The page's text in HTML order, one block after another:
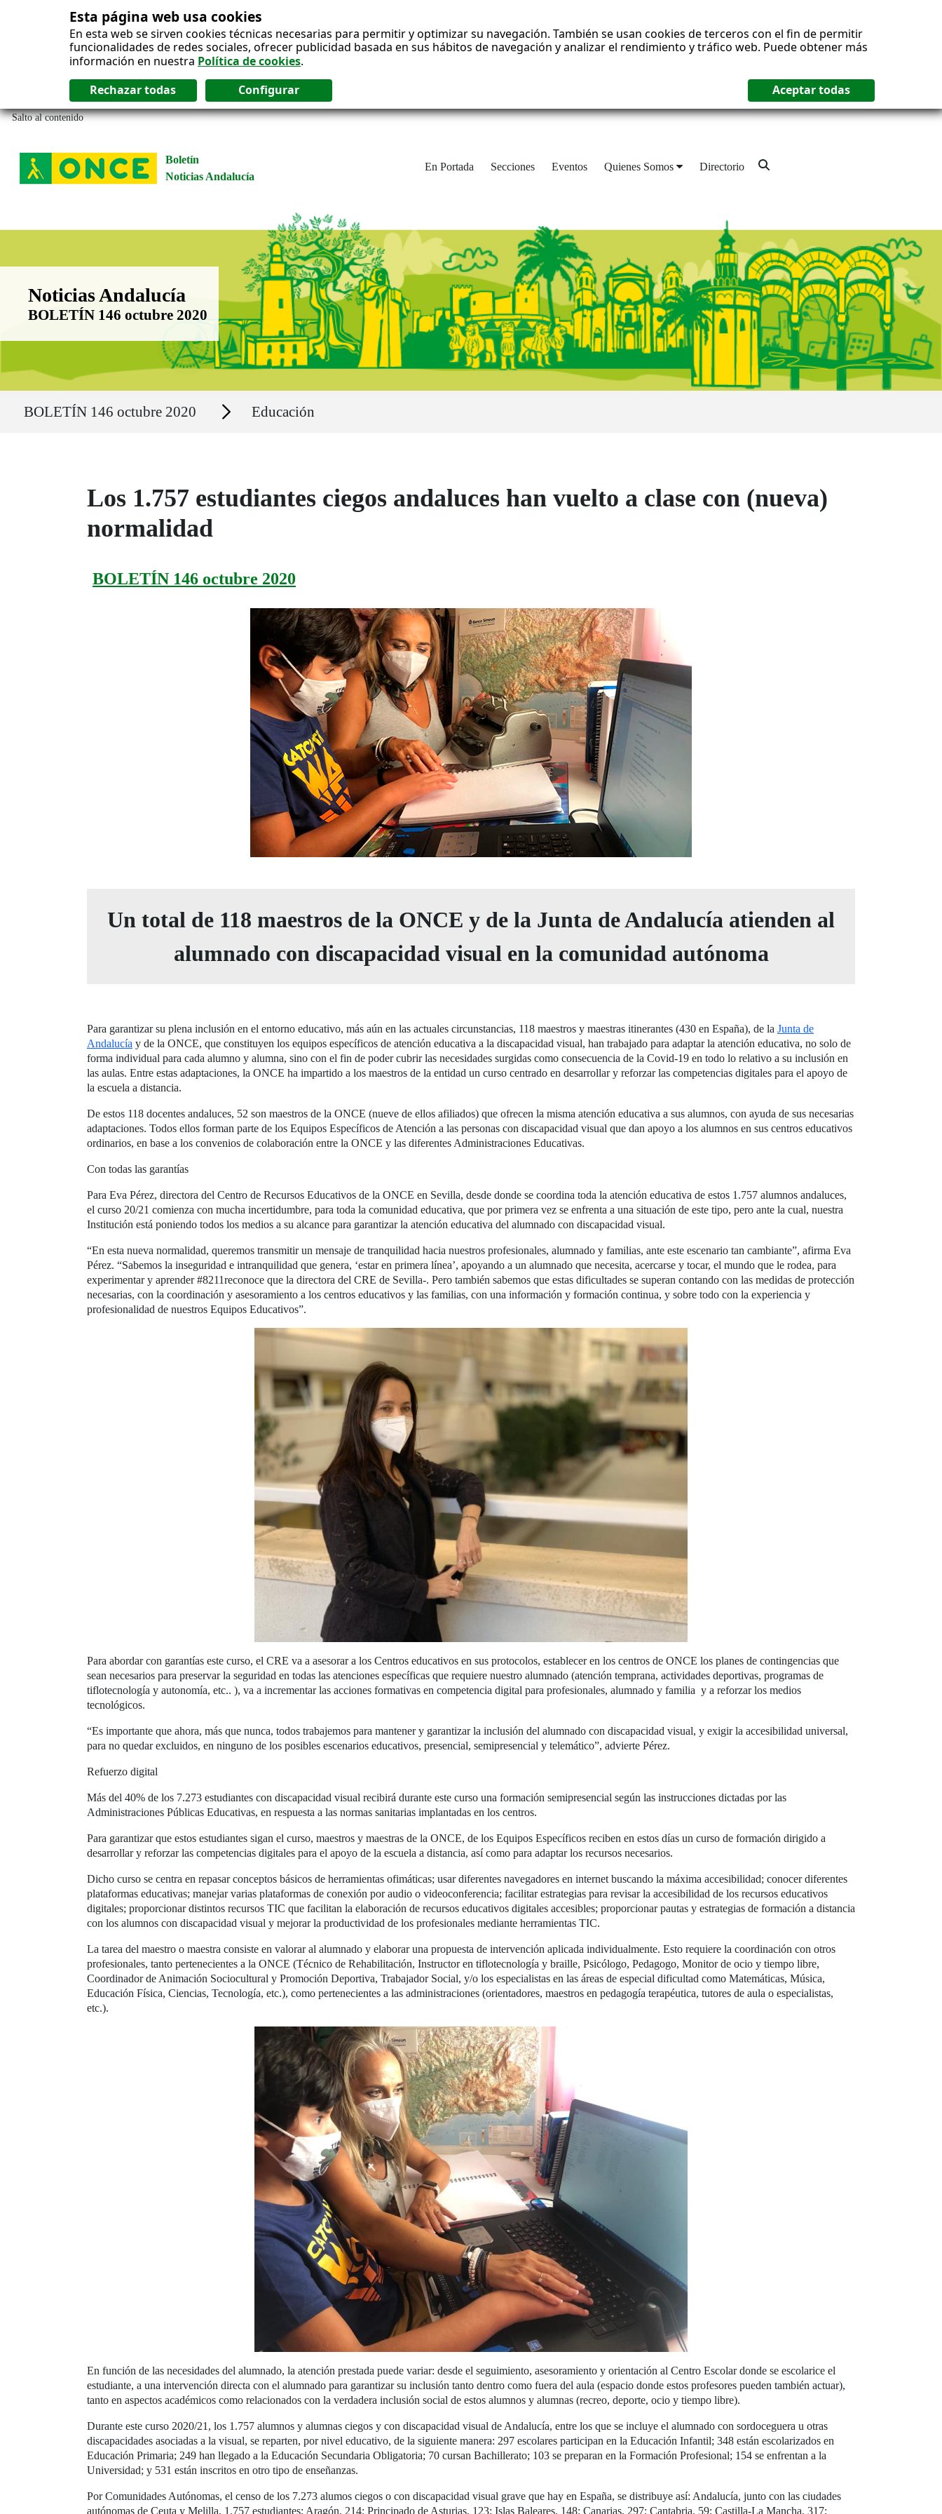
Esta página web usa cookies
En esta web se sirven cookies técnicas necesarias para permitir y optimizar su navegación. También se usan cookies de terceros con el fin de permitir
funcionalidades de redes sociales, ofrecer publicidad basada en sus hábitos de navegación y analizar el rendimiento y tráfico web. Puede obtener más
información en nuestra Política de cookies.
Salto al contenido
Boletín
Noticias Andalucía
En Portada Secciones Eventos Quienes Somos Directorio
Boletín Noticias Andalucía
Noticias Andalucía
BOLETÍN 146 octubre 2020
BOLETÍN 146 octubre 2020 Secciones Educación
Los 1.757 estudiantes ciegos andaluces han vuelto a clase con (nueva)
normalidad
BOLETÍN 146 octubre 2020
Un total de 118 maestros de la ONCE y de la Junta de Andalucía atienden al
alumnado con discapacidad visual en la comunidad autónoma
Para garantizar su plena inclusión en el entorno educativo, más aún en las actuales circunstancias, 118 maestros y maestras itinerantes (430 en España), de la Junta de
Andalucía y de la ONCE, que constituyen los equipos específicos de atención educativa a la discapacidad visual, han trabajado para adaptar la atención educativa, no solo de
forma individual para cada alumno y alumna, sino con el fin de poder cubrir las necesidades surgidas como consecuencia de la Covid-19 en todo lo relativo a su inclusión en
las aulas. Entre estas adaptaciones, la ONCE ha impartido a los maestros de la entidad un curso centrado en desarrollar y reforzar las competencias digitales para el apoyo de
la escuela a distancia.
De estos 118 docentes andaluces, 52 son maestros de la ONCE (nueve de ellos afiliados) que ofrecen la misma atención educativa a sus alumnos, con ayuda de sus necesarias
adaptaciones. Todos ellos forman parte de los Equipos Específicos de Atención a las personas con discapacidad visual que dan apoyo a los alumnos en sus centros educativos
ordinarios, en base a los convenios de colaboración entre la ONCE y las diferentes Administraciones Educativas.
Con todas las garantías
Para Eva Pérez, directora del Centro de Recursos Educativos de la ONCE en Sevilla, desde donde se coordina toda la atención educativa de estos 1.757 alumnos andaluces,
el curso 20/21 comienza con mucha incertidumbre, para toda la comunidad educativa, que por primera vez se enfrenta a una situación de este tipo, pero ante la cual, nuestra
Institución está poniendo todos los medios a su alcance para garantizar la atención educativa del alumnado con discapacidad visual.
“En esta nueva normalidad, queremos transmitir un mensaje de tranquilidad hacia nuestros profesionales, alumnado y familias, ante este escenario tan cambiante”, afirma Eva
Pérez. “Sabemos la inseguridad e intranquilidad que genera, ‘estar en primera línea’, apoyando a un alumnado que necesita, acercarse y tocar, el mundo que le rodea, para
experimentar y aprender #8211reconoce que la directora del CRE de Sevilla-. Pero también sabemos que estas dificultades se superan contando con las medidas de protección
necesarias, con la coordinación y asesoramiento a los centros educativos y las familias, con una información y formación continua, y sobre todo con la experiencia y
profesionalidad de nuestros Equipos Educativos”.
Para abordar con garantías este curso, el CRE va a asesorar a los Centros educativos en sus protocolos, establecer en los centros de ONCE los planes de contingencias que
sean necesarios para preservar la seguridad en todas las atenciones específicas que requiere nuestro alumnado (atención temprana, actividades deportivas, programas de
tiflotecnología y autonomía, etc.. ), va a incrementar las acciones formativas en competencia digital para profesionales, alumnado y familia y a reforzar los medios
tecnológicos.
“Es importante que ahora, más que nunca, todos trabajemos para mantener y garantizar la inclusión del alumnado con discapacidad visual, y exigir la accesibilidad universal,
para no quedar excluidos, en ninguno de los posibles escenarios educativos, presencial, semipresencial y telemático”, advierte Pérez.
Refuerzo digital
Más del 40% de los 7.273 estudiantes con discapacidad visual recibirá durante este curso una formación semipresencial según las instrucciones dictadas por las
Administraciones Públicas Educativas, en respuesta a las normas sanitarias implantadas en los centros.
Para garantizar que estos estudiantes sigan el curso, maestros y maestras de la ONCE, de los Equipos Específicos reciben en estos días un curso de formación dirigido a
desarrollar y reforzar las competencias digitales para el apoyo de la escuela a distancia, así como para adaptar los recursos necesarios.
Dicho curso se centra en repasar conceptos básicos de herramientas ofimáticas; usar diferentes navegadores en internet buscando la máxima accesibilidad; conocer diferentes
plataformas educativas; manejar varias plataformas de conexión por audio o videoconferencia; facilitar estrategias para revisar la accesibilidad de los recursos educativos
digitales; proporcionar distintos recursos TIC que facilitan la elaboración de recursos educativos digitales accesibles; proporcionar pautas y estrategias de formación a distancia
con los alumnos con discapacidad visual y mejorar la productividad de los profesionales mediante herramientas TIC.
La tarea del maestro o maestra consiste en valorar al alumnado y elaborar una propuesta de intervención aplicada individualmente. Esto requiere la coordinación con otros
profesionales, tanto pertenecientes a la ONCE (Técnico de Rehabilitación, Instructor en tiflotecnología y braille, Psicólogo, Pedagogo, Monitor de ocio y tiempo libre,
Coordinador de Animación Sociocultural y Promoción Deportiva, Trabajador Social, y/o los especialistas en las áreas de especial dificultad como Matemáticas, Música,
Educación Física, Ciencias, Tecnología, etc.), como pertenecientes a las administraciones (orientadores, maestros en pedagogía terapéutica, tutores de aula o especialistas,
etc.).
En función de las necesidades del alumnado, la atención prestada puede variar: desde el seguimiento, asesoramiento y orientación al Centro Escolar donde se escolarice el
estudiante, a una intervención directa con el alumnado para garantizar su inclusión tanto dentro como fuera del aula (espacio donde estos profesores pueden también actuar),
tanto en aspectos académicos como relacionados con la verdadera inclusión social de estos alumnos y alumnas (recreo, deporte, ocio y tiempo libre).
Durante este curso 2020/21, los 1.757 alumnos y alumnas ciegos y con discapacidad visual de Andalucía, entre los que se incluye el alumnado con sordoceguera u otras
discapacidades asociadas a la visual, se reparten, por nivel educativo, de la siguiente manera: 297 escolares participan en la Educación Infantil; 348 están escolarizados en
Educación Primaria; 249 han llegado a la Educación Secundaria Obligatoria; 70 cursan Bachillerato; 103 se preparan en la Formación Profesional; 154 se enfrentan a la
Universidad; y 531 están inscritos en otro tipo de enseñanzas.
Por Comunidades Autónomas, el censo de los 7.273 alumos ciegos o con discapacidad visual grave que hay en España, se distribuye así: Andalucía, junto con las ciudades
autónomas de Ceuta y Melilla, 1.757 estudiantes; Aragón, 214; Principado de Asturias, 123; Islas Baleares, 148; Canarias, 297; Cantabria, 59; Castilla-La Mancha, 317;